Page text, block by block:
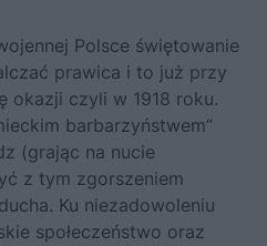
Polsce świętowanie
prawica i to już przy
okazji czyli w 1918 roku.
barbarzyństwem”
(grając na nucie
z tym zgorszeniem
Ku niezadowoleniu
społeczeństwo oraz